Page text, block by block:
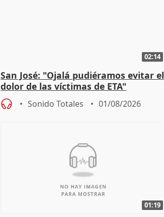
02:14
San José: "Ojalá pudiéramos evitar el
dolor de las víctimas de ETA"
Sonido Totales 01/08/2026
01:19